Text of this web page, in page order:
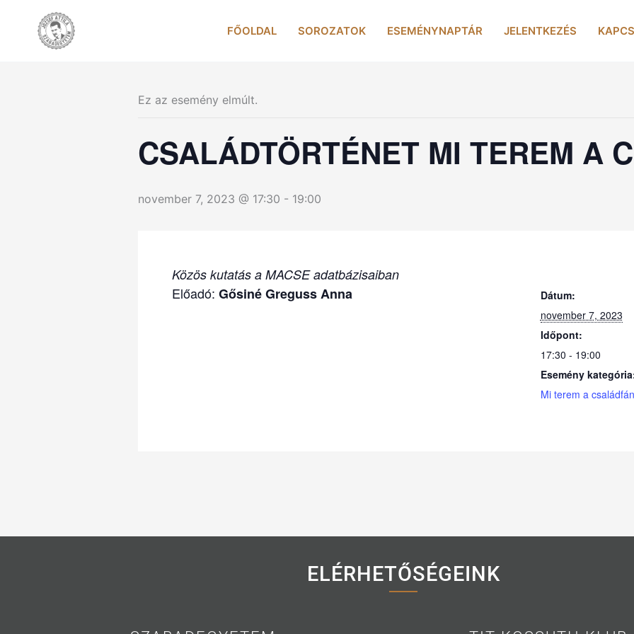
FŐOLDAL SOROZATOK ESEMÉNYNAPTÁR JELENTKEZÉS
Ez az esemény elmúlt.
CSALÁDTÖRTÉNET MI TEREM A
november 7, 2023 @ 17:30 - 19:00
Közös kutatás a MACSE adatbázisaiban
Előadó: Gősiné Greguss Anna
Dátum:
november 7, 2023
Időpont:
17:30 - 19:00
Esemény
Mi terem a
ELÉRHETŐSÉGEINK